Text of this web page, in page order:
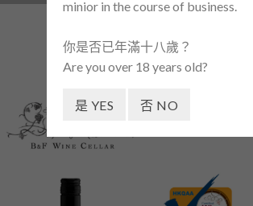
minior in the course of business.
你是否已年滿十八歲？
Are you over 18 years old?
是 YES 否 NO